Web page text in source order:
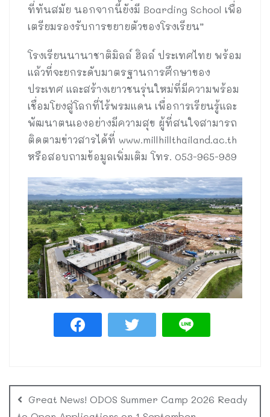
ที่ทันสมัย นอกจากนี้ยังมี Boarding School เพื่อ
เตรียมรองรับการขยายตัวของโรงเรียน”
โรงเรียนนานาชาติมิลล์ ฮิลล์ ประเทศไทย พร้อม
แล้วที่จะยกระดับมาตรฐานการศึกษาของ
ประเทศ และสร้างเยาวชนรุ่นใหม่ที่มีความพร้อม
เชื่อมโยงสู่โลกที่ไร้พรมแดน เพื่อการเรียนรู้และ
พัฒนาตนเองอย่างมีความสุข ผู้ที่สนใจสามารถ
ติดตามข่าวสารได้ที่ www.millhillthailand.ac.th
หรือสอบถามข้อมูลเพิ่มเติม โทร. 053-965-989
Great News! ODOS Summer Camp 2026 Ready